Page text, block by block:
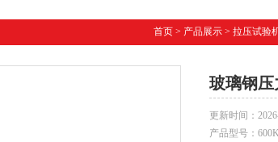
首页> 产品展示> 拉压试验
玻璃钢
更新时间：
产品型号：